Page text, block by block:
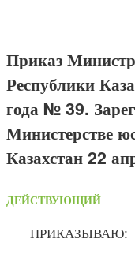
Приказ
Республики
года № 39.
Министерстве
Казахстан 22
ДЕЙСТВУЮЩИЙ
ПРИКАЗЫВАЮ: